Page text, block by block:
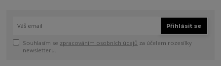
Přihlásit se
Souhlasím se zpracováním osobních údajů za účelem rozesílky
newsletteru.